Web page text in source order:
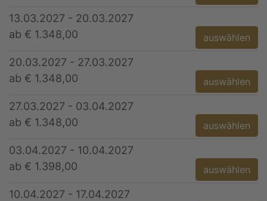
13.03.2027 - 20.03.2027
ab € 1.348,00
auswählen
20.03.2027 - 27.03.2027
ab € 1.348,00
auswählen
27.03.2027 - 03.04.2027
ab € 1.348,00
auswählen
03.04.2027 - 10.04.2027
ab € 1.398,00
auswählen
10.04.2027 - 17.04.2027